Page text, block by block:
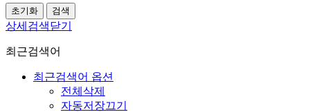
상세검색닫기
최근검색어
최근검색어 옵션
전체삭제
자동저장끄기